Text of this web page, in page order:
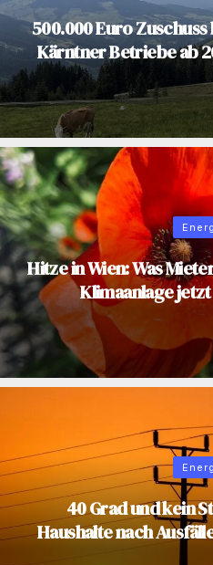
500.000 Euro
Kärntner Betriebe ab
Hitze in Wien: Was
Klimaanlage
40 Grad und kein
Haushalte nach